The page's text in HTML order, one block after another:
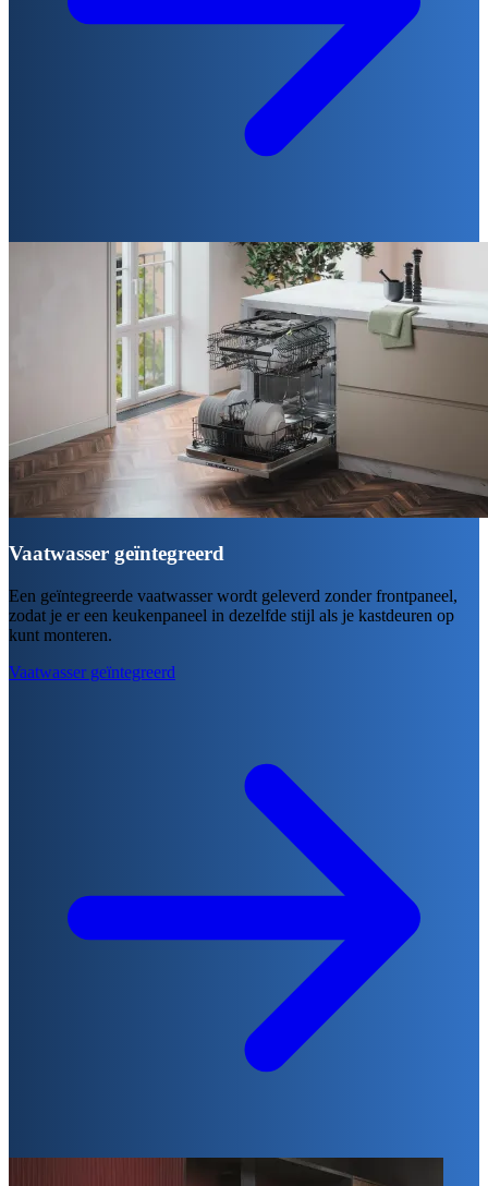
Vaatwasser geïntegreerd
Een geïntegreerde vaatwasser wordt geleverd zonder frontpaneel,
zodat je er een keukenpaneel in dezelfde stijl als je kastdeuren op
kunt monteren.
Vaatwasser geïntegreerd